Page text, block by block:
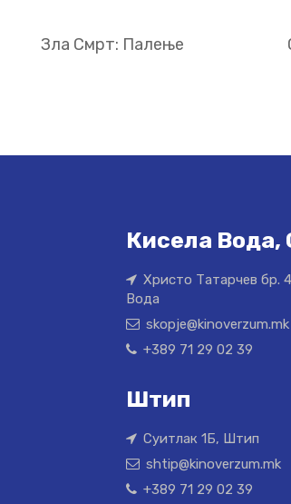
Зла Смрт: Палење
Кисела Вода,
Христо Татарчев бр.
Вода
skopje@kinoverzum.mk
+389 71 29 02 39
Штип
Суитлак 1Б, Штип
shtip@kinoverzum.mk
+389 71 29 02 39